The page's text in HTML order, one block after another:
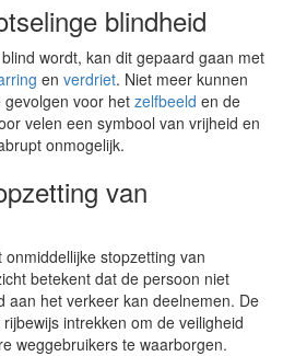
blindheid
wordt, kan dit gepaard gaan met
en verdriet. Niet meer kunnen
voor het zelfbeeld en de
velen een symbool van vrijheid en
onmogelijk.
van
stopzetting van
betekent dat de persoon niet
aan het verkeer kan deelnemen. De
intrekken om de veiligheid
weggebruikers te waarborgen.